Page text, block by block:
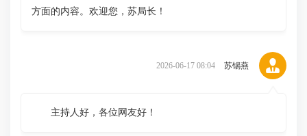
方面的内容。欢迎您，苏局长！
2026-06-17 08:04 苏锡燕
主持人好，各位网友好！